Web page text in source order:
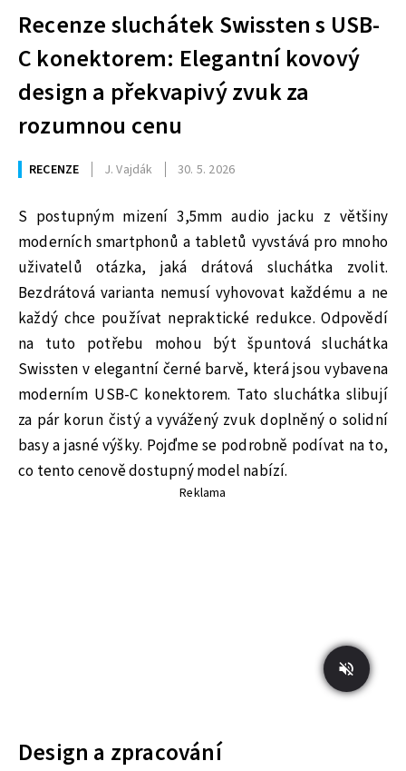
Recenze sluchátek Swissten s USB-
C konektorem: Elegantní kovový
design a překvapivý zvuk za
rozumnou cenu
RECENZE J. Vajdák 30. 5. 2026
S postupným mizení 3,5mm audio jacku z většiny
moderních smartphonů a tabletů vyvstává pro mnoho
uživatelů otázka, jaká drátová sluchátka zvolit.
Bezdrátová varianta nemusí vyhovovat každému a ne
každý chce používat nepraktické redukce. Odpovědí
na tuto potřebu mohou být špuntová sluchátka
Swissten v elegantní černé barvě, která jsou vybavena
moderním USB-C konektorem. Tato sluchátka slibují
za pár korun čistý a vyvážený zvuk doplněný o solidní
basy a jasné výšky. Pojďme se podrobně podívat na to,
co tento cenově dostupný model nabízí.
Reklama
Design a zpracování